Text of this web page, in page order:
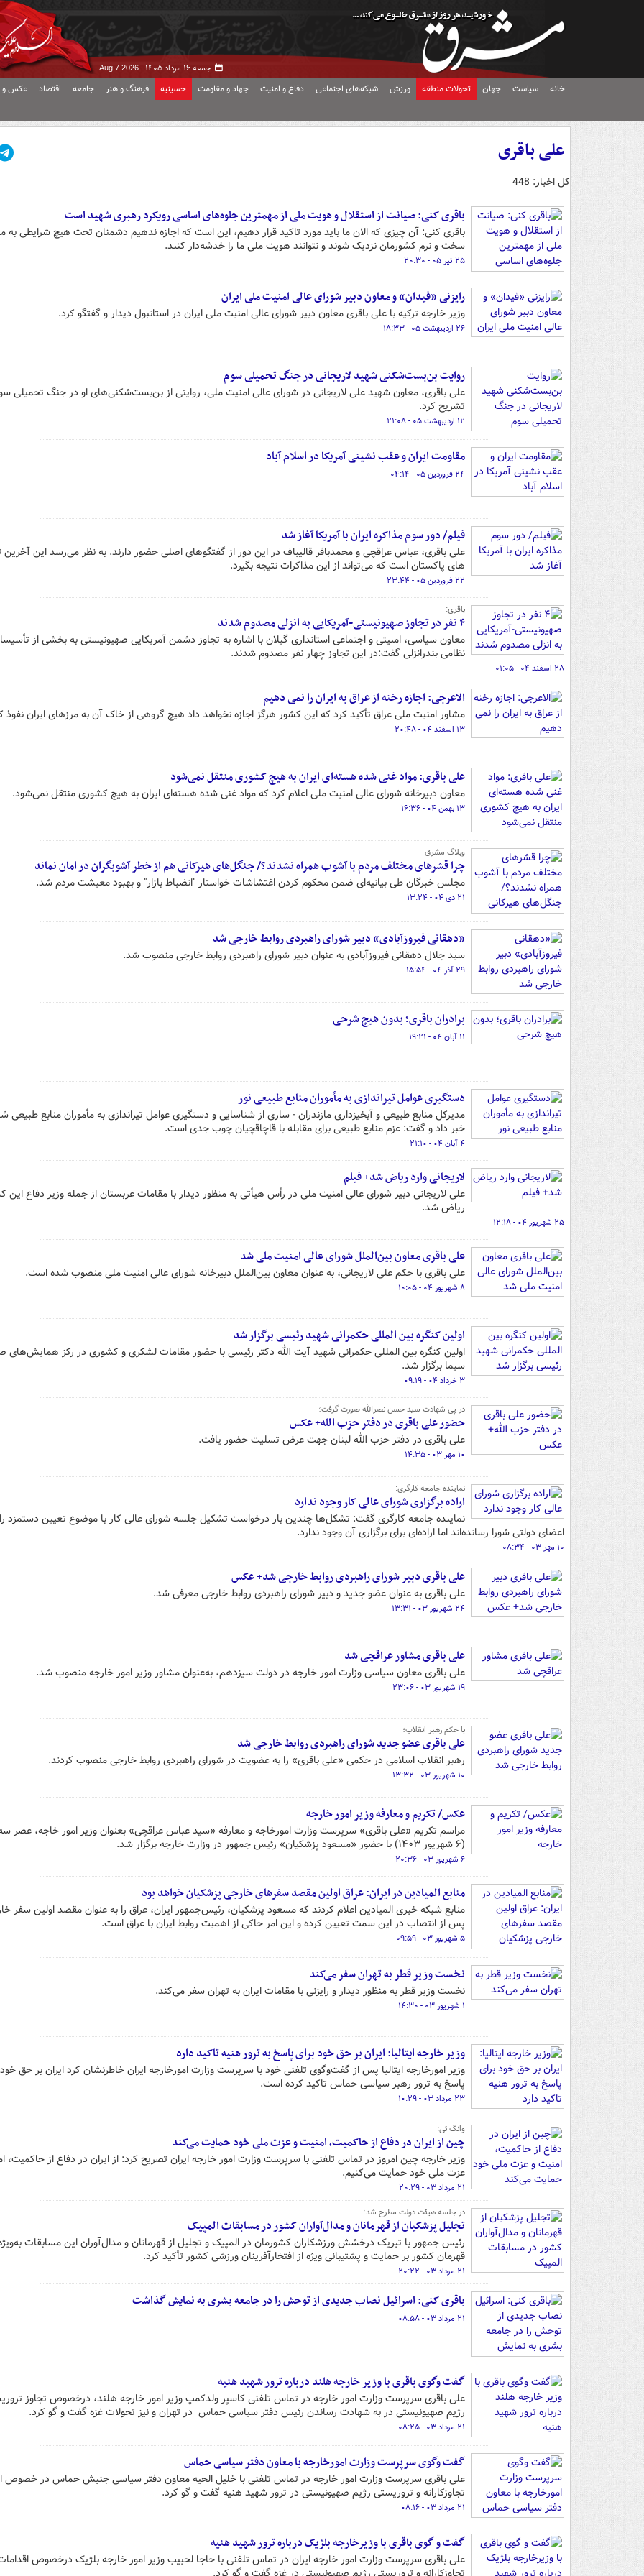
جمعه ۱۶ مرداد ۱۴۰۵ - Aug 7 2026
خانه سیاست جهان تحولات منطقه ورزش شبکه‌های اجتماعی دفاع و امنیت جهاد و مقاومت حسینیه فرهنگ و هنر جامعه اقتصاد عکس و
علی باقری
کل اخبار: 448
باقری کنی: صیانت از استقلال و هویت ملی از مهمترین جلوه‌های اساسی رویکرد رهبری شهید است
باقری کنی: آن چیزی که الان ما باید مورد تاکید قرار دهیم، این است که اجازه ندهیم دشمنان تحت هیچ شرایطی به
سخت و نرم کشورمان نزدیک شوند و نتوانند هویت ملی ما را خدشه‌دار کنند.
۲۵ تیر ۰۵ - ۲۰:۳۰
رایزنی «فیدان» و معاون دبیر شورای عالی امنیت ملی ایران
وزیر خارجه ترکیه با علی باقری معاون دبیر شورای عالی امنیت ملی ایران در استانبول دیدار و گفتگو کرد.
۲۶ اردیبهشت ۰۵ - ۱۸:۳۳
روایت بن‌بست‌شکنی‌ شهید لاریجانی در جنگ تحمیلی سوم
علی باقری، معاون شهید علی لاریجانی در شورای عالی امنیت ملی، روایتی از بن‌بست‌شکنی‌های او در جنگ تحمیلی
تشریح کرد.
۱۲ اردیبهشت ۰۵ - ۲۱:۰۸
مقاومت ایران و عقب نشینی آمریکا در اسلام آباد
۲۴ فروردین ۰۵ - ۰۴:۱۴
فیلم/ دور سوم مذاکره ایران با آمریکا آغاز شد
علی باقری، عباس عراقچی و محمدباقر قالیباف در این دور از گفتگوهای اصلی حضور دارند. به نظر می‌رسد این
های پاکستان است که می‌تواند از این مذاکرات نتیجه بگیرد.
۲۲ فروردین ۰۵ - ۲۳:۴۴
باقری:
۴ نفر در تجاوز صهیونیستی-آمریکایی به انزلی مصدوم شدند
معاون سیاسی، امنیتی و اجتماعی استانداری گیلان با اشاره به تجاوز دشمن آمریکایی صهیونیستی به بخشی از
نظامی بندرانزلی گفت:در این تجاوز چهار نفر مصدوم شدند.
۲۸ اسفند ۰۴ - ۰۱:۰۵
الاعرجی: اجازه رخنه از عراق به ایران را نمی دهیم
مشاور امنیت ملی عراق تأکید کرد که این کشور هرگز اجازه نخواهد داد هیچ گروهی از خاک آن به مرزهای ایران نفوذ
۱۳ اسفند ۰۴ - ۲۰:۴۸
علی باقری: مواد غنی شده هسته‌ای ایران به هیچ کشوری منتقل نمی‌شود
معاون دبیرخانه شورای عالی امنیت ملی اعلام کرد که مواد غنی شده هسته‌ای ایران به هیچ کشوری منتقل نمی‌شود.
۱۳ بهمن ۰۴ - ۱۶:۳۶
وبلاگ مشرق
چرا قشرهای مختلف مردم با آشوب همراه نشدند؟/ جنگل‌های هیرکانی هم از خطر آشوبگران در امان نماند
مجلس خبرگان طی بیانیه‌ای ضمن محکوم کردن اغتشاشات خواستار "انضباط بازار" و بهبود معیشت مردم شد.
۲۱ دی ۰۴ - ۱۳:۲۴
«دهقانی فیروزآبادی» دبیر شورای راهبردی روابط خارجی شد
سید جلال دهقانی فیروزآبادی به عنوان دبیر شورای راهبردی روابط خارجی منصوب شد.
۲۹ آذر ۰۴ - ۱۵:۵۴
برادران باقری؛ بدون هیچ شرحی
۱۱ آبان ۰۴ - ۱۹:۲۱
دستگیری عوامل تیراندازی به مأموران منابع طبیعی نور
مدیرکل منابع طبیعی و آبخیزداری مازندران - ساری از شناسایی و دستگیری عوامل تیراندازی به مأموران منابع طبیعی
خبر داد و گفت: عزم منابع طبیعی برای مقابله با قاچاقچیان چوب جدی است.
۴ آبان ۰۴ - ۲۱:۱۰
لاریجانی وارد ریاض شد+ فیلم
علی لاریجانی دبیر شورای عالی امنیت ملی در رأس هیأتی به منظور دیدار با مقامات عربستان از جمله وزیر دفاع این
ریاض شد.
۲۵ شهریور ۰۴ - ۱۲:۱۸
علی باقری معاون بین‌الملل شورای عالی امنیت ملی شد
علی باقری با حکم علی لاریجانی، به عنوان معاون بین‌الملل دبیرخانه شورای عالی امنیت ملی منصوب شده است.
۸ شهریور ۰۴ - ۱۰:۰۵
اولین کنگره بین المللی حکمرانی شهید رئیسی برگزار شد
اولین کنگره بین المللی حکمرانی شهید آیت الله دکتر رئیسی با حضور مقامات لشکری و کشوری در رکز همایش‌های
سیما برگزار شد.
۳ خرداد ۰۴ - ۰۹:۱۹
در پی شهادت سید حسن نصرالله صورت گرفت؛
حضور علی باقری در دفتر حزب الله+ عکس
علی باقری در دفتر حزب الله لبنان جهت عرض تسلیت حضور یافت.
۱۰ مهر ۰۳ - ۱۴:۳۵
نماینده جامعه کارگری:
اراده برگزاری شورای عالی کار وجود ندارد
نماینده جامعه کارگری گفت: تشکل‌ها چندین بار درخواست تشکیل جلسه شورای عالی کار با موضوع تعیین دستمزد را
اعضای دولتی شورا رسانده‌اند اما اراده‌ای برای برگزاری آن وجود ندارد.
۱۰ مهر ۰۳ - ۰۸:۳۴
علی باقری دبیر شورای راهبردی روابط خارجی شد+ عکس
علی باقری به عنوان عضو جدید و دبیر شورای راهبردی روابط خارجی معرفی شد.
۲۴ شهریور ۰۳ - ۱۳:۳۱
علی باقری مشاور عراقچی شد
علی باقری معاون سیاسی وزارت امور خارجه در دولت سیزدهم، به‌عنوان مشاور وزیر امور خارجه منصوب شد.
۱۹ شهریور ۰۳ - ۲۳:۰۶
با حکم رهبر انقلاب؛
علی باقری عضو جدید شورای راهبردی روابط خارجی شد
رهبر انقلاب اسلامی در حکمی «علی باقری» را به عضویت در شورای راهبردی روابط خارجی منصوب کردند.
۱۰ شهریور ۰۳ - ۱۳:۳۲
عکس/ تکریم و معارفه وزیر امور خارجه
مراسم تکریم «علی باقری» سرپرست وزارت امورخاجه و معارفه «سید عباس عراقچی» بعنوان وزیر امور خاجه، عصر
(۶ شهریور ۱۴۰۳) با حضور «مسعود پزشکیان» رئیس جمهور در وزارت خارجه برگزار شد.
۶ شهریور ۰۳ - ۲۰:۳۶
منابع المیادین در ایران: عراق اولین مقصد سفرهای خارجی پزشکیان خواهد بود
منابع شبکه خبری المیادین اعلام کردند که مسعود پزشکیان، رئیس‌جمهور ایران، عراق را به عنوان مقصد اولین سفر
پس از انتصاب در این سمت تعیین کرده و این امر حاکی از اهمیت روابط ایران با عراق است.
۵ شهریور ۰۳ - ۰۹:۵۹
نخست وزیر قطر به تهران سفر می‌کند
نخست وزیر قطر به منظور دیدار و رایزنی با مقامات ایران به تهران سفر می‌کند.
۱ شهریور ۰۳ - ۱۴:۳۰
وزیر خارجه ایتالیا: ایران بر حق خود برای پاسخ به ترور هنیه تاکید دارد
وزیر امورخارجه ایتالیا پس از گفت‌وگوی تلفنی خود با سرپرست وزارت امورخارجه ایران خاطرنشان کرد ایران بر حق
پاسخ به ترور رهبر سیاسی حماس تاکید کرده است.
۲۳ مرداد ۰۳ - ۱۰:۲۹
وانگ ئی:
چین از ایران در دفاع از حاکمیت، امنیت و عزت ملی خود حمایت می‌کند
وزیر خارجه چین امروز در تماس تلفنی با سرپرست وزارت امور خارجه ایران تصریح کرد: از ایران در دفاع از حاکمیت،
عزت ملی خود حمایت می‌کنیم.
۲۱ مرداد ۰۳ - ۲۰:۲۹
در جلسه هیئت دولت مطرح شد؛
تجلیل پزشکیان از قهرمانان و مدال‌آواران کشور در مسابقات المپیک
رئیس جمهور با تبریک درخشش ورزشکاران کشورمان در المپیک و تجلیل از قهرمانان و مدال‌آوران این مسابقات
قهرمان کشور بر حمایت و پشتیبانی ویژه از افتخارآفرینان ورزشی کشور تأکید کرد.
۲۱ مرداد ۰۳ - ۲۰:۲۲
باقری کنی: اسرائیل نصاب جدیدی از توحش را در جامعه بشری به نمایش گذاشت
۲۱ مرداد ۰۳ - ۰۸:۵۸
گفت وگوی باقری با وزیر خارجه هلند درباره ترور شهید هنیه
علی باقری سرپرست وزارت امور خارجه در تماس تلفنی کاسپر ولدکمپ وزیر امور خارجه هلند، درخصوص تجاوز
رژیم صهیونیستی در به شهادت رساندن رئیس دفتر سیاسی حماس در تهران و نیز تحولات غزه گفت و گو کرد.
۲۱ مرداد ۰۳ - ۰۸:۲۵
گفت وگوی سرپرست وزارت امورخارجه با معاون دفتر سیاسی حماس
علی باقری سرپرست وزارت امور خارجه در تماس تلفنی با خلیل الحیه معاون دفتر سیاسی جنبش حماس در خصوص
تجاوزکارانه و تروریستی رژیم صهیونیستی در ترور شهید هنیه گفت و گو کرد.
۲۱ مرداد ۰۳ - ۰۸:۱۶
گفت و گوی باقری با وزیرخارجه بلژیک درباره ترور شهید هنیه
علی باقری سرپرست وزارت امور خارجه ایران در تماس تلفنی با حاجا لحبیب وزیر امور خارجه بلژیک درخصوص